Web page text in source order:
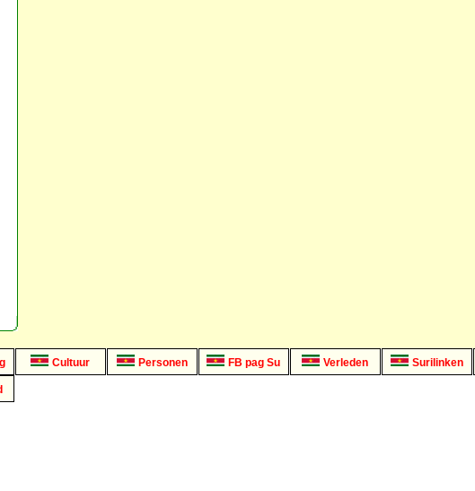
Cultuur Personen FB pag Su Verleden Surilinken